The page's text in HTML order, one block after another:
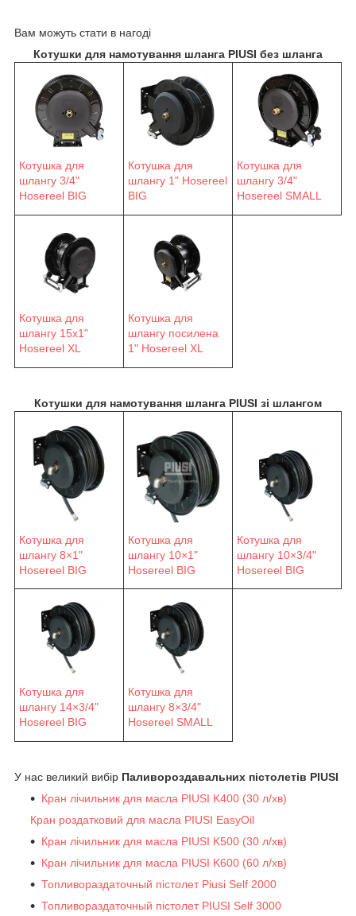
Вам можуть стати в нагоді
Котушки для намотування шланга PIUSI без шланга
Котушка для
шлангу 3/4"
Hosereel BIG
Котушка для
шлангу 1" Hosereel
BIG
Котушка для
шлангу 3/4"
Hosereel SMALL
Котушка для
шлангу 15х1"
Hosereel XL
Котушка для
шлангу посилена
1" Hosereel XL
Котушки для намотування шланга PIUSI зі шлангом
Котушка для
шлангу 8×1"
Hosereel BIG
Котушка для
шлангу 10×1"
Hosereel BIG
Котушка для
шлангу 10×3/4"
Hosereel BIG
Котушка для
шлангу 14×3/4"
Hosereel BIG
Котушка для
шлангу 8×3/4"
Hosereel SMALL
У нас великий вибір Паливороздавальних пістолетів PIUSI
Кран лічильник для масла PIUSI K400 (30 л/хв)
Кран роздатковий для масла PIUSI EasyOil
Кран лічильник для масла PIUSI K500 (30 л/хв)
Кран лічильник для масла PIUSI K600 (60 л/хв)
Топливораздаточный пістолет Piusi Self 2000
Топливораздаточный пістолет PIUSI Self 3000